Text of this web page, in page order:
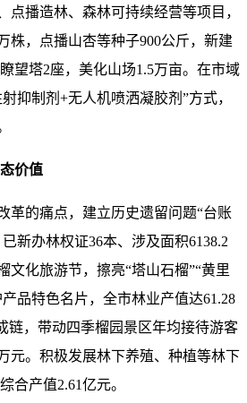
点播造林、森林可持续经营等项目，
株，点播山杏等种子900公斤，新建
望塔2座，美化山场1.5万亩。在市域
抑制剂+无人机喷洒凝胶剂”方式，
价值
革的痛点，建立历史遗留问题“台账
新办林权证36本、涉及面积6138.2
文化旅游节，擦亮“塔山石榴”“黄里
品特色名片，全市林业产值达61.28
链，带动四季榴园景区年均接待游客
元。积极发展林下养殖、种植等林下
合产值2.61亿元。